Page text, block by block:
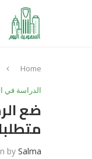
Home
الدراسة في
ضع
by Salma